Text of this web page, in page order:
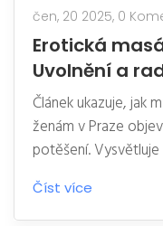
čen, 20 2025, 0
Erotická
Uvolnění a
Článek ukazuje, jak
ženám v Praze
potěšení.
masáží, dává tipy na
překonat stud.
Číst více